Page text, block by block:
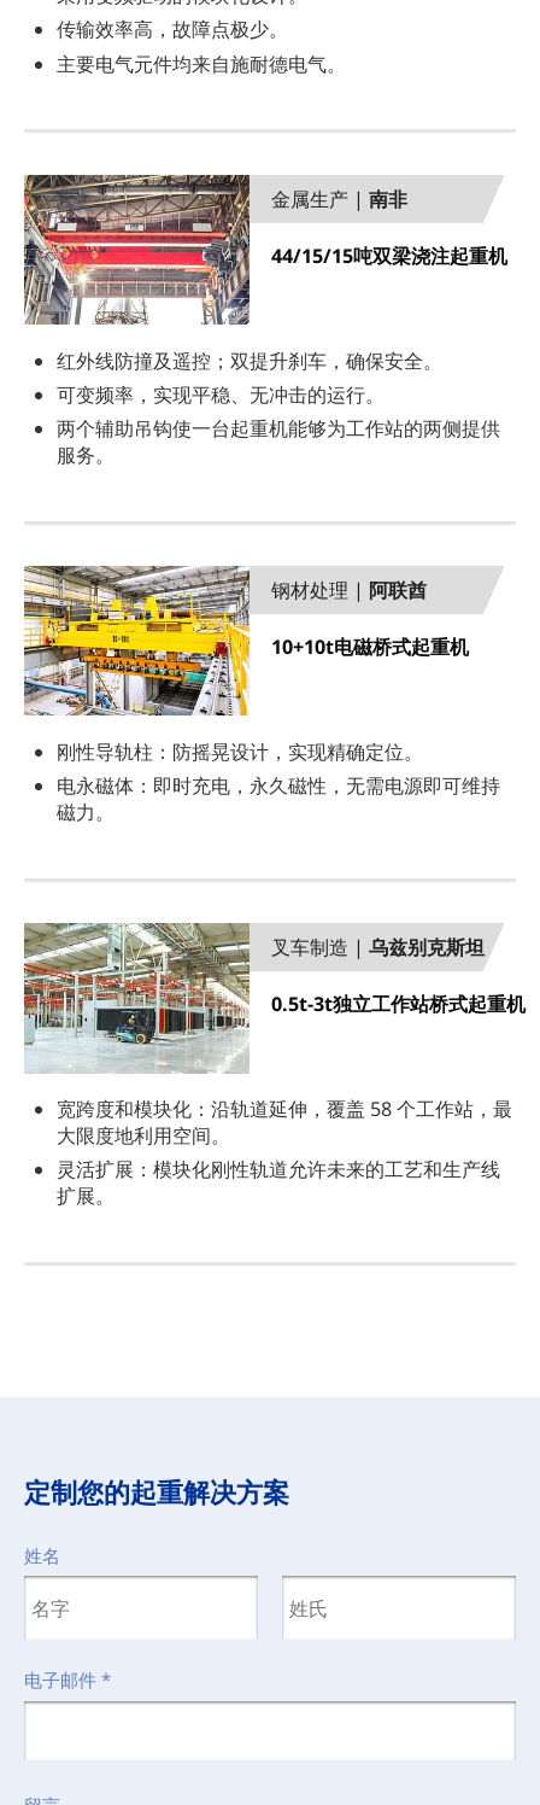
传输效率高，故障点极少。
主要电气元件均来自施耐德电气。
金属生产 |南非
44/15/15吨双梁浇注起重机
红外线防撞及遥控；双提升刹车，确保安全。
可变频率，实现平稳、无冲击的运行。
两个辅助吊钩使一台起重机能够为工作站的两侧提供
服务。
钢材处理 | 阿联酋
10+10t电磁桥式起重机
刚性导轨柱：防摇晃设计，实现精确定位。
电永磁体：即时充电，永久磁性，无需电源即可维持
磁力。
叉车制造 |乌兹别克斯坦
0.5t-3t独立工作站桥式起重机
宽跨度和模块化：沿轨道延伸，覆盖 58 个工作站，最
大限度地利用空间。
灵活扩展：模块化刚性轨道允许未来的工艺和生产线
扩展。
定制您的起重解决方案
姓名
电子邮件 *